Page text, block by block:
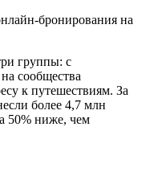
группы: с
сообщества
к путешествиям. За
более 4,7 млн
50% ниже, чем